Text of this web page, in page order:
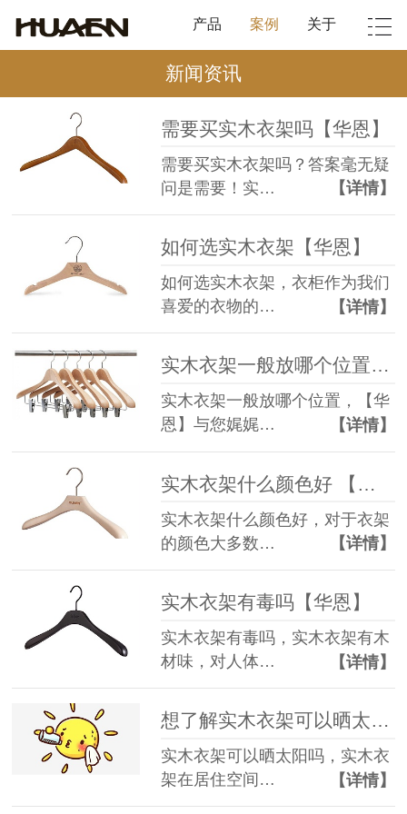
产品 案例 关于
新闻资讯
需要买实木衣架吗【华恩】
需要买实木衣架吗？答案毫无疑
问是需要！实…
【详情】
如何选实木衣架【华恩】
如何选实木衣架，衣柜作为我们
喜爱的衣物的…
【详情】
实木衣架一般放哪个位置。【华恩】与您娓娓道来
实木衣架一般放哪个位置，【华
恩】与您娓娓…
【详情】
实木衣架什么颜色好 【华恩有话要说】
实木衣架什么颜色好，对于衣架
的颜色大多数…
【详情】
实木衣架有毒吗【华恩】
实木衣架有毒吗，实木衣架有木
材味，对人体…
【详情】
想了解实木衣架可以晒太阳吗【华恩】
实木衣架可以晒太阳吗，实木衣
架在居住空间…
【详情】